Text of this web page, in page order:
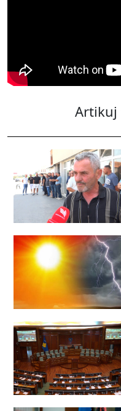
Artikuj